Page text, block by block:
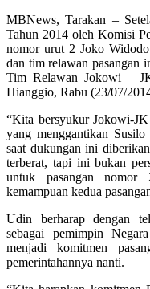
MBNews, Tarakan –
Tahun 2014 oleh Komisi
nomor urut 2 Joko
dan tim relawan pasangan
Tim Relawan Jokowi –
Hianggio, Rabu (23/07/
“Kita bersyukur Jokowi-
yang menggantikan
saat dukungan ini
terberat, tapi ini bukan
untuk pasangan
kemampuan kedua
Udin berharap dengan
sebagai pemimpin
menjadi komitmen
pemerintahannya nanti.